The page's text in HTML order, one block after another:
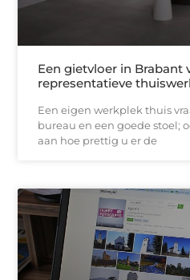
Een gietvloer in Brabant
representatieve
Een eigen werkplek thuis
bureau en een goede stoel;
aan hoe prettig u er de